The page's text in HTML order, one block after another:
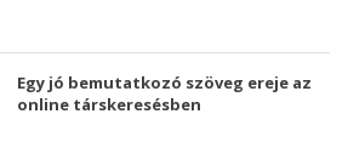
Egy jó bemutatkozó szöveg ereje az
online társkeresésben